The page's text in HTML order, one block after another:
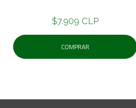
$7.909 CLP
COMPRAR